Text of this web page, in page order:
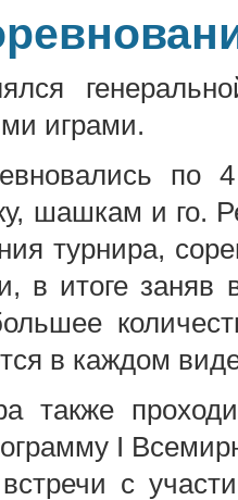
играми.
по
шашкам и го.
турнира,
в итоге заняв
в каждом
также
I
с